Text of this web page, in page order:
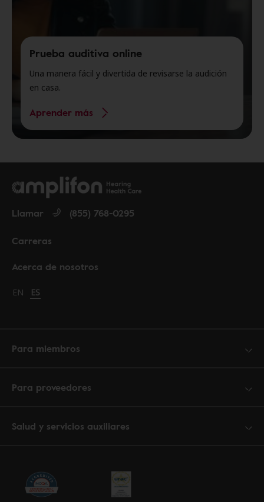
Prueba auditiva online
Una manera fácil y divertida de revisarse la audición
en casa.
Aprender más
Acerca de nosotros
Carreras
Llamar (855) 768-0295
Change language to English
EN Cambiar idioma a español
ES
Para miembros
Para proveedores
Salud y servicios auxiliares